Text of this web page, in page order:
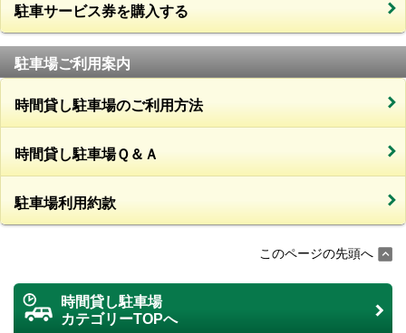
駐車サービス券を購入する
駐車場ご利用案内
時間貸し駐車場のご利用方法
時間貸し駐車場Ｑ＆Ａ
駐車場利用約款
このページの先頭へ
時間貸し駐車場
カテゴリーTOPへ